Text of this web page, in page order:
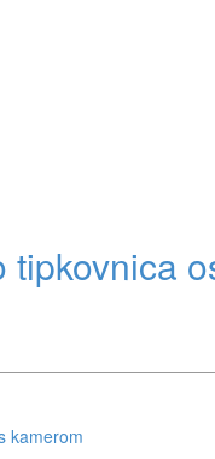
tipkovnica